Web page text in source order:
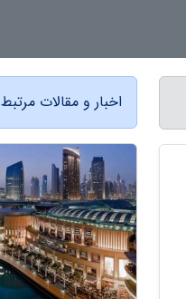
اخبار و مقالات مرتبط